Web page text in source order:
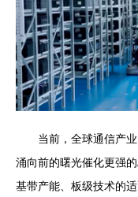
当前，全球通信产
涌向前的曙光催化更强
基带产能、板级技术的